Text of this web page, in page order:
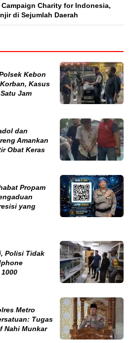
Campaign Charity for Indonesia,
di Sejumlah Daerah
Kebon
Kasus
Jam
dan
Amankan
Obat Keras
Propam
yang
Polisi Tidak
Metro
Tugas
Nahi Munkar